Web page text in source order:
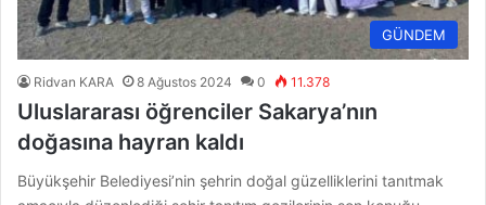
GÜNDEM
Ridvan KARA 8 Ağustos 2024 0 11.378
Uluslararası öğrenciler Sakarya’nın
doğasına hayran kaldı
Büyükşehir Belediyesi’nin şehrin doğal güzelliklerini tanıtmak